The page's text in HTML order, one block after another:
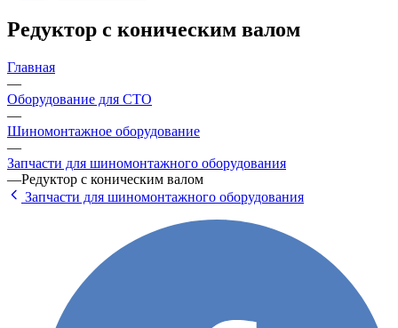
Редуктор с коническим валом
Главная
—
Оборудование для СТО
—
Шиномонтажное оборудование
—
Запчасти для шиномонтажного оборудования
—Редуктор с коническим валом
Запчасти для шиномонтажного оборудования